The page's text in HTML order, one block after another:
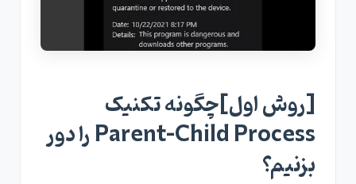
[روش اول]چگونه تکنیک
Parent-Child Process را دور
بزنیم؟